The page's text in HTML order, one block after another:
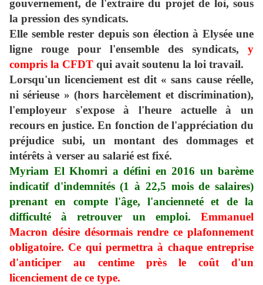
gouvernement, de l'extraire du projet de loi, sous
la pression des syndicats.
Elle semble rester depuis son élection à Elysée une
ligne rouge pour l'ensemble des syndicats, y
compris la CFDT qui avait soutenu la loi travail.
Lorsqu'un licenciement est dit « sans cause réelle,
ni sérieuse » (hors harcèlement et discrimination),
l'employeur s'expose à l'heure actuelle à un
recours en justice. En fonction de l'appréciation du
préjudice subi, un montant des dommages et
intérêts à verser au salarié est fixé.
Myriam El Khomri a défini en 2016 un barème
indicatif d'indemnités (1 à 22,5 mois de salaires)
prenant en compte l'âge, l'ancienneté et de la
difficulté à retrouver un emploi. Emmanuel
Macron désire désormais rendre ce plafonnement
obligatoire. Ce qui permettra à chaque entreprise
d'anticiper au centime près le coût d'un
licenciement de ce type.